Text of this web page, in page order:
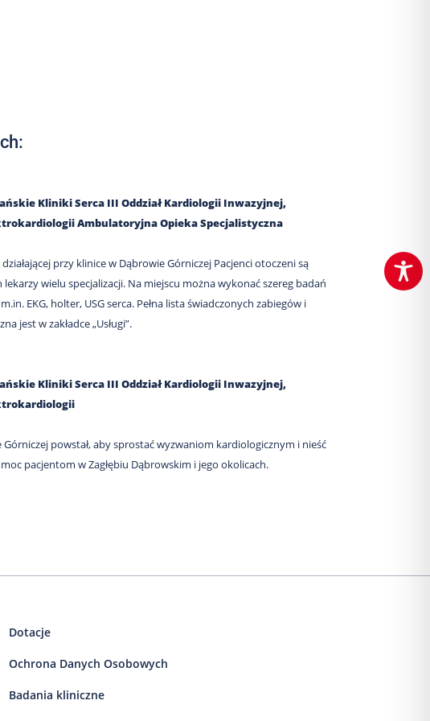
Kliniki Serca III Oddział Kardiologii Inwazyjnej,
Ambulatoryjna Opieka Specjalistyczna
przy klinice w Dąbrowie Górniczej Pacjenci otoczeni są
wielu specjalizacji. Na miejscu można wykonać szereg badań
EKG, holter, USG serca. Pełna lista świadczonych zabiegów i
jest w zakładce „Usługi”.
Kliniki Serca III Oddział Kardiologii Inwazyjnej,
Górniczej powstał, aby sprostać wyzwaniom kardiologicznym i nieść
pacjentom w Zagłębiu Dąbrowskim i jego okolicach.
Dotacje
Ochrona Danych Osobowych
Badania kliniczne